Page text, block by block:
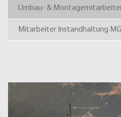
Umbau- &
Mitarbeiter Instandhaltung